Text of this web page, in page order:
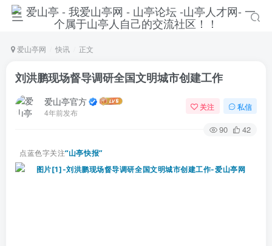
爱山亭网 快讯 正文
刘洪鹏现场督导调研全国文明城市创建工作
爱山亭官方
4年前发布
关注 私信
90 42
点蓝色字关注“山亭快报”